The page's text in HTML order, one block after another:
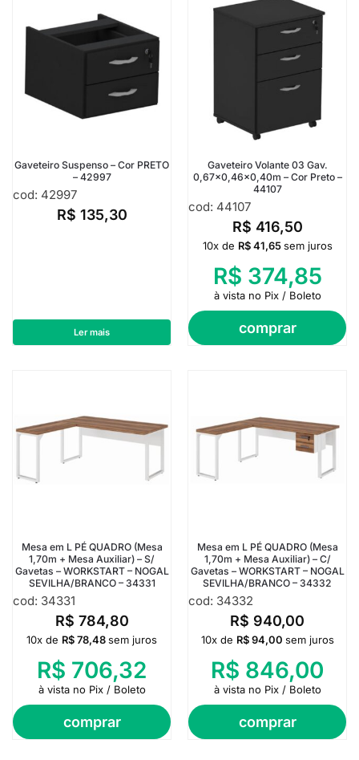
Gaveteiro Suspenso – Cor PRETO
– 42997
cod: 42997
R$ 135,30
Ler mais
Gaveteiro Volante 03 Gav.
0,67×0,46×0,40m – Cor Preto –
44107
cod: 44107
R$ 416,50
comprar
10x de R$41,65 sem juros
R$ 374,85
à vista no Pix / Boleto
Mesa em L PÉ QUADRO (Mesa
1,70m + Mesa Auxiliar) – S/
Gavetas – WORKSTART – NOGAL
SEVILHA/BRANCO – 34331
cod: 34331
R$ 784,80
comprar
10x de R$78,48sem juros
R$ 706,32
à vista no Pix / Boleto
Mesa em L PÉ QUADRO (Mesa
1,70m + Mesa Auxiliar) – C/
Gavetas – WORKSTART – NOGAL
SEVILHA/BRANCO – 34332
cod: 34332
R$ 940,00
comprar
10x de R$94,00 sem juros
R$ 846,00
à vista no Pix / Boleto